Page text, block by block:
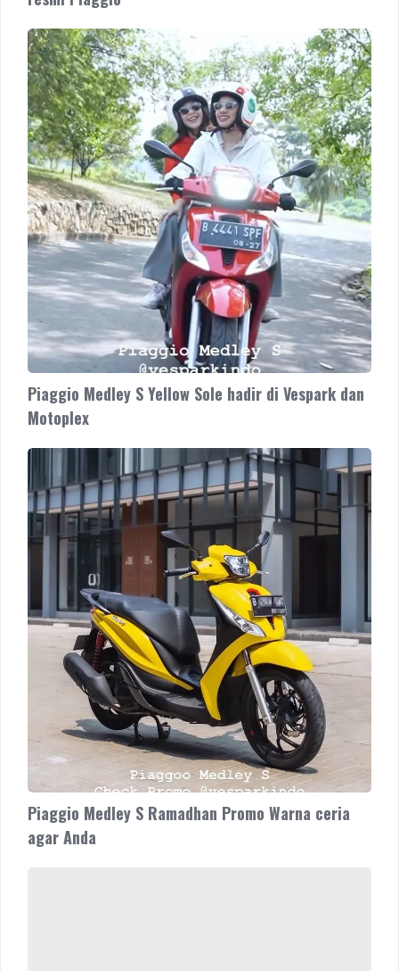
Piaggio
Medley
S
Yellow
Sole
hadir
di
Vespark
dan
Motoplex
Piaggio Medley S Yellow Sole hadir di Vespark dan
Motoplex
Piaggio
Medley
S
Ramadhan
Promo
agar
Anda
Piaggio Medley S Ramadhan Promo Warna ceria
agar Anda